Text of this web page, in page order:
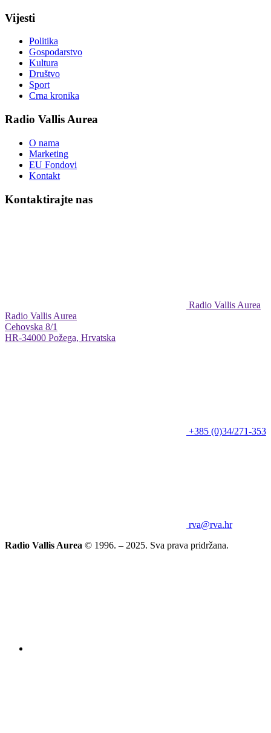
Vijesti
Politika
Gospodarstvo
Kultura
Društvo
Sport
Crna kronika
Radio Vallis Aurea
O nama
Marketing
EU Fondovi
Kontakt
Kontaktirajte nas
Radio Vallis Aurea
Radio Vallis Aurea
Cehovska 8/1
HR-34000 Požega, Hrvatska
+385 (0)34/271-353
rva@rva.hr
Radio Vallis Aurea © 1996. – 2025. Sva prava pridržana.